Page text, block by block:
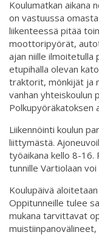
Koulumatkan aikana
on vastuussa
liikenteessä pitää
moottoripyörät,
ajan niille ilmoitetulla
etupihalla olevan
traktorit, mönkijät ja
vanhan yhteiskoulun
Polkupyöräkatoksen
Liikennöinti koulun
liittymästä.
työaikana kello 8-16.
tunnille Vartiolaan
Koulupäivä
Oppitunneille tulee
mukana tarvittavat